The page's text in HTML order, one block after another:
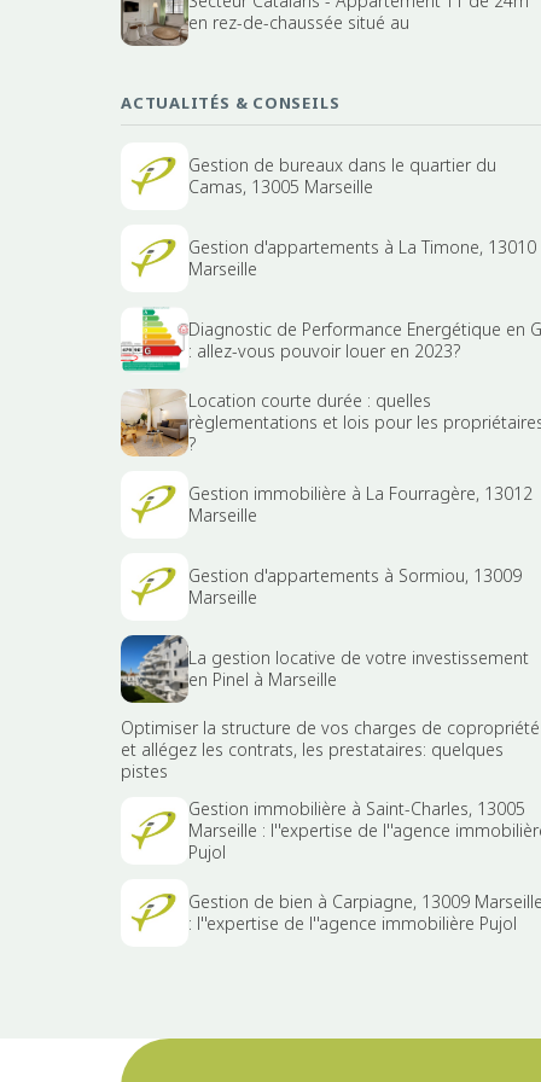
en rez-de-chaussée situé au
ACTUALITÉS & CONSEILS
Gestion de bureaux dans le quartier du
Camas, 13005 Marseille
Gestion d'appartements à La Timone, 13010
Marseille
Diagnostic de Performance Energétique en G
: allez-vous pouvoir louer en 2023?
Location courte durée : quelles
règlementations et lois pour les
?
Gestion immobilière à La Fourragère, 13012
Marseille
Gestion d'appartements à Sormiou, 13009
Marseille
La gestion locative de votre investissement
en Pinel à Marseille
Optimiser la structure de vos charges de copropriété
et allégez les contrats, les prestataires: quelques
pistes
Gestion immobilière à Saint-Charles, 13005
Marseille : l''expertise de l''agence
Pujol
Gestion de bien à Carpiagne, 13009
: l''expertise de l''agence immobilière Pujol